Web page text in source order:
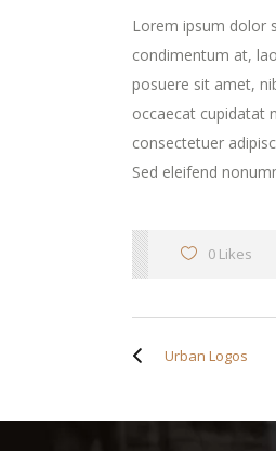
Lorem ipsum dolor
condimentum at,
posuere sit amet,
occaecat cupidatat
consectetuer
Sed eleifend
0 Likes
Urban Logos